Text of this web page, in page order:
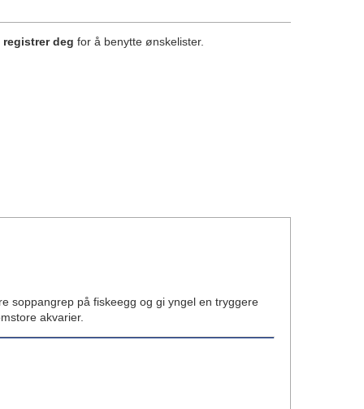
registrer deg for å benytte ønskelister.
soppangrep på fiskeegg og gi yngel en tryggere
akvarier.